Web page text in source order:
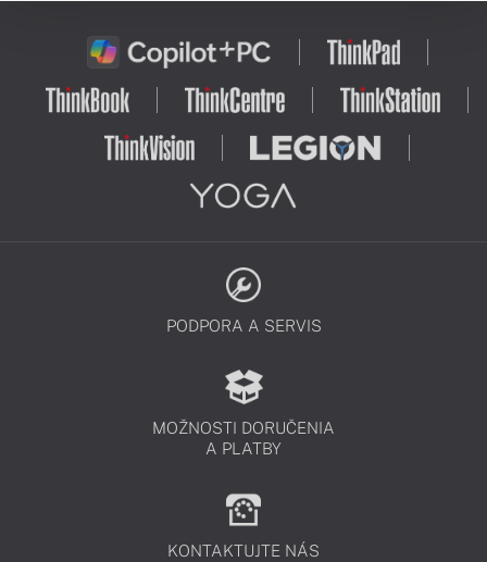
PODPORA A SERVIS
MOŽNOSTI DORUČENIA
A PLATBY
KONTAKTUJTE NÁS